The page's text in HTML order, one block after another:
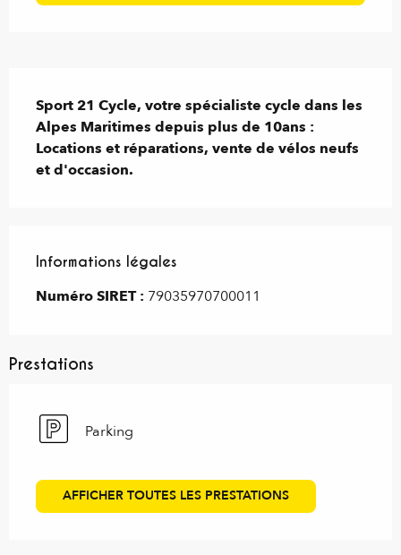
Sport 21 Cycle, votre spécialiste cycle dans les
Alpes Maritimes depuis plus de 10ans :
Locations et réparations, vente de vélos neufs
et d'occasion.
Informations légales
Informations légales
Numéro SIRET : 79035970700011
Prestations
Parking
AFFICHER TOUTES LES PRESTATIONS